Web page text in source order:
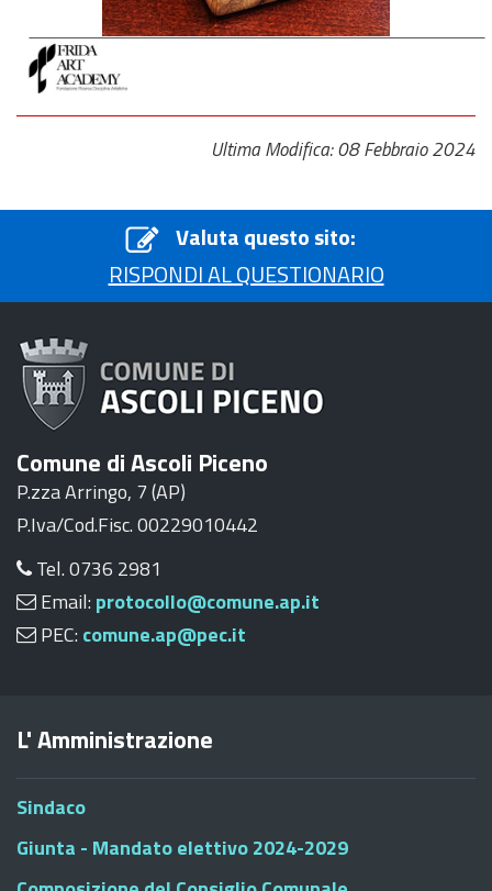
Ultima Modifica: 08 Febbraio 2024
Valuta questo sito:
RISPONDI AL QUESTIONARIO
Comune di Ascoli Piceno
P.zza Arringo, 7 (AP)
P.Iva/Cod.Fisc. 00229010442
Tel. 0736 2981
Email: protocollo@comune.ap.it
PEC: comune.ap@pec.it
L' Amministrazione
Sindaco
Giunta - Mandato elettivo 2024-2029